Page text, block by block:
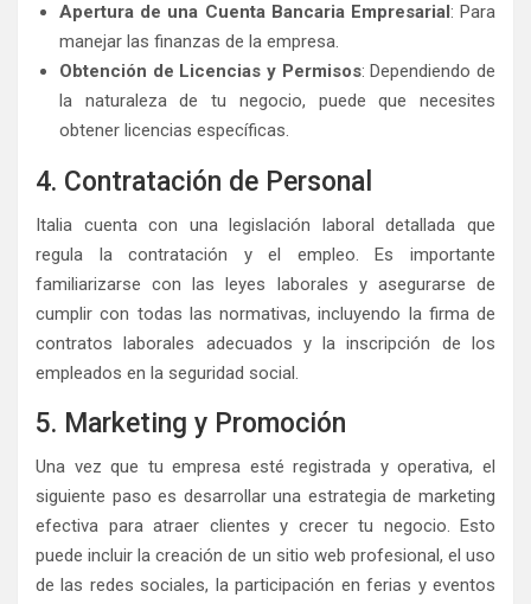
Apertura de una Cuenta Bancaria Empresarial : Para
manejar las finanzas de la empresa.
Obtención de Licencias y Permisos: Dependiendo de
la naturaleza de tu negocio, puede que necesites
obtener licencias específicas.
4. Contratación de Personal
Italia cuenta con una legislación laboral detallada que
regula la contratación y el empleo. Es importante
familiarizarse con las leyes laborales y asegurarse de
cumplir con todas las normativas, incluyendo la firma de
contratos laborales adecuados y la inscripción de los
empleados en la seguridad social.
5. Marketing y Promoción
Una vez que tu empresa esté registrada y operativa, el
siguiente paso es desarrollar una estrategia de marketing
efectiva para atraer clientes y crecer tu negocio. Esto
puede incluir la creación de un sitio web profesional, el uso
de las redes sociales, la participación en ferias y eventos